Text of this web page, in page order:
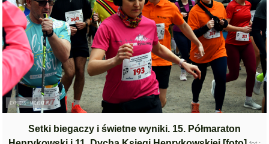
Setki biegaczy i świetne wyniki. 15. Półmaraton